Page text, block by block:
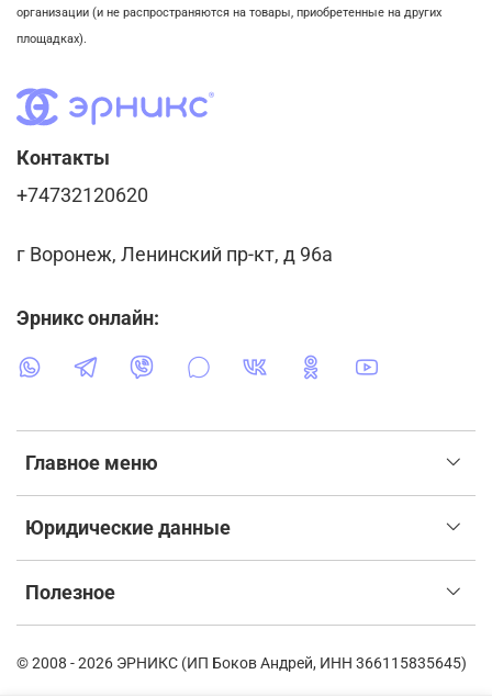
организации (и не распространяются на товары, приобретенные на других
площадках).
Главное меню
Юридические данные
Полезное
Контакты
+74732120620
г Воронеж, Ленинский пр-кт, д 96а
Эрникс онлайн:
© 2008 - 2026 ЭРНИКС (ИП Боков Андрей, ИНН 366115835645)